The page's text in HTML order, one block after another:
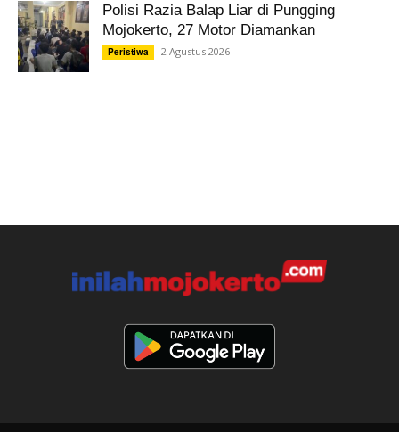
Polisi Razia Balap Liar di Pungging
Mojokerto, 27 Motor Diamankan
Peristiwa 2 Agustus 2026